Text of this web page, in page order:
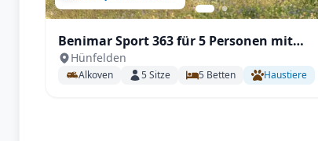
Benimar Sport 363 für 5 Personen mit
Hünfelden
Alkoven 5Sitze 5 Betten Haustiere